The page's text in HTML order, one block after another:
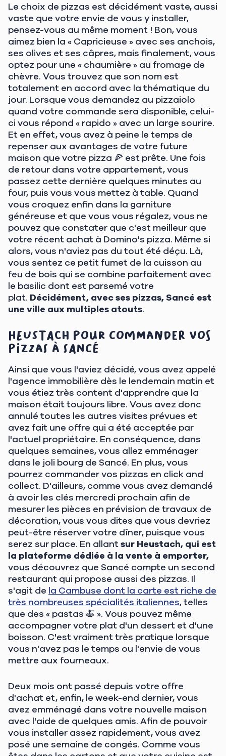
Le choix de pizzas est décidément vaste, aussi
vaste que votre envie de vous y installer,
pensez-vous au même moment ! Bon, vous
aimez bien la « Capricieuse » avec ses anchois,
ses olives et ses câpres, mais finalement, vous
optez pour une « chaumière » au fromage de
chèvre. Vous trouvez que son nom est
totalement en accord avec la thématique du
jour. Lorsque vous demandez au pizzaiolo
quand votre commande sera disponible, celui-
ci vous répond « rapido » avec un large sourire.
Et en effet, vous avez à peine le temps de
repenser aux avantages de votre future
maison que votre pizza 🍕 est prête. Une fois
de retour dans votre appartement, vous
passez cette dernière quelques minutes au
four, puis vous vous mettez à table. Quand
vous croquez enfin dans la garniture
généreuse et que vous vous régalez, vous ne
pouvez que constater que c'est meilleur que
votre récent achat à Domino's pizza. Même si
alors, vous n'aviez pas du tout été déçu. Là,
vous sentez ce petit fumet de la cuisson au
feu de bois qui se combine parfaitement avec
le basilic dont est parsemé votre
plat. Décidément, avec ses pizzas, Sancé est
une ville aux multiples atouts.
Heustach pour commander vos
pizzas à Sancé
Ainsi que vous l'aviez décidé, vous avez appelé
l'agence immobilière dès le lendemain matin et
vous étiez très content d'apprendre que la
maison était toujours libre. Vous avez donc
annulé toutes les autres visites prévues et
avez fait une offre qui a été acceptée par
l'actuel propriétaire. En conséquence, dans
quelques semaines, vous allez emménager
dans le joli bourg de Sancé. En plus, vous
pourrez commander vos pizzas en click and
collect. D'ailleurs, comme vous avez demandé
à avoir les clés mercredi prochain afin de
mesurer les pièces en prévision de travaux de
décoration, vous vous dites que vous devriez
peut-être réserver votre dîner, puisque vous
serez sur place. En allantsur Heustach, qui est
la plateforme dédiée à la vente à emporter,
vous découvrez que Sancé compte un second
restaurant qui propose aussi des pizzas. Il
s'agit de la Cambuse dont la carte est riche de
très nombreuses spécialités italiennes, telles
que des « pastas 🍝 ». Vous pouvez même
accompagner votre plat d'un dessert et d'une
boisson. C'est vraiment très pratique lorsque
vous n'avez pas le temps ou l'envie de vous
mettre aux fourneaux.
Deux mois ont passé depuis votre offre
d'achat et, enfin, le week-end dernier, vous
avez emménagé dans votre nouvelle maison
avec l'aide de quelques amis. Afin de pouvoir
vous installer assez rapidement, vous avez
posé une semaine de congés. Comme vous